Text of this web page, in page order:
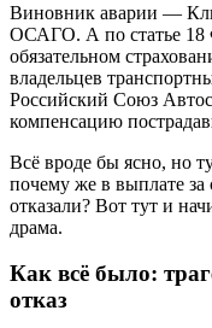
Виновник аварии —
ОСАГО. А по статье 18
обязательном
владельцев
Российский Союз
компенсацию
Всё вроде бы ясно, но
почему же в выплате
отказали? Вот тут и
драма.
Как всё было:
отказ